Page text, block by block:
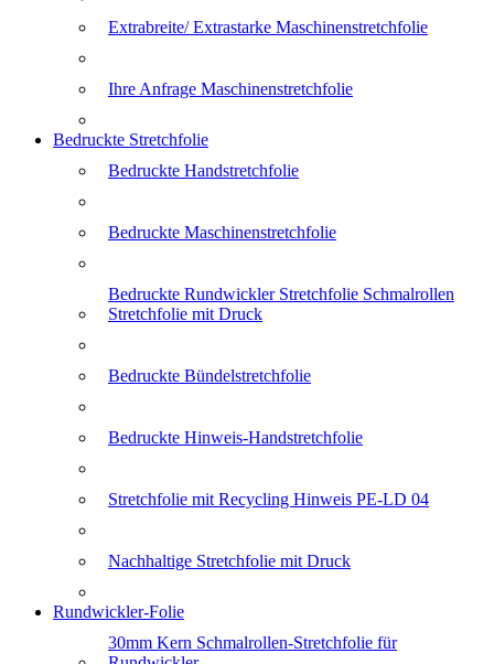
Extrabreite/ Extrastarke Maschinenstretchfolie
Ihre Anfrage Maschinenstretchfolie
Bedruckte Stretchfolie
Bedruckte Handstretchfolie
Bedruckte Maschinenstretchfolie
Bedruckte Rundwickler Stretchfolie Schmalrollen
Stretchfolie mit Druck
Bedruckte Bündelstretchfolie
Bedruckte Hinweis-Handstretchfolie
Stretchfolie mit Recycling Hinweis PE-LD 04
Nachhaltige Stretchfolie mit Druck
Rundwickler-Folie
30mm Kern Schmalrollen-Stretchfolie für